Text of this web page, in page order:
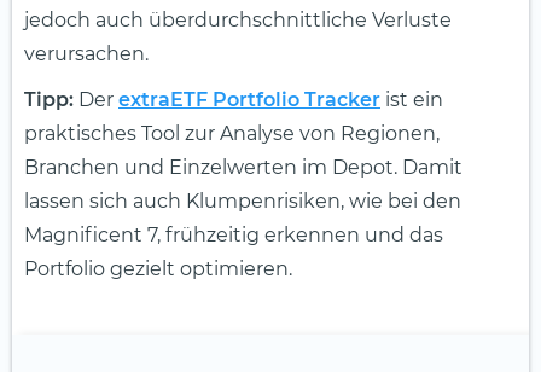
jedoch auch überdurchschnittliche Verluste
verursachen.
Tipp: Der extraETF Portfolio Tracker ist ein
praktisches Tool zur Analyse von Regionen,
Branchen und Einzelwerten im Depot. Damit
lassen sich auch Klumpenrisiken, wie bei den
Magnificent 7, frühzeitig erkennen und das
Portfolio gezielt optimieren.